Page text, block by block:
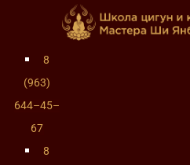
8
(963)
644–45–
67
8